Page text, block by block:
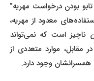
بودن درخواست مهریه”
معدود از مهریه،
است که نمی‌تواند
موارد متعددی از
وجود دارد.